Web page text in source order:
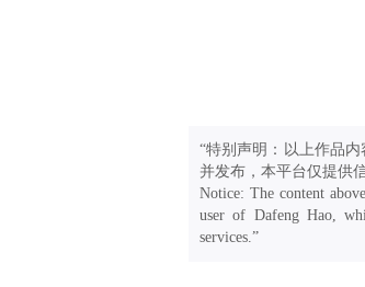
“特别声明：以上作品
并发布，本平台仅提供
Notice: The content
user of Dafeng Hao,
services.”